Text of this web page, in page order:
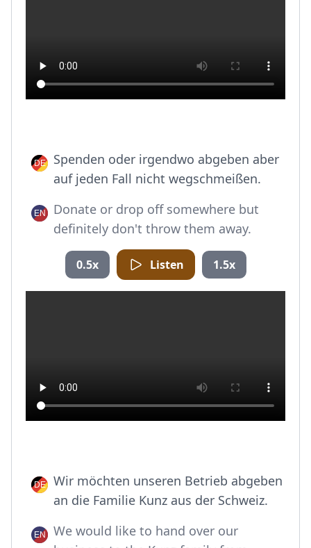
Spenden oder irgendwo abgeben aber
auf jeden Fall nicht wegschmeißen.
Donate or drop off somewhere but
definitely don't throw them away.
0.5x Listen 1.5x
Wir möchten unseren Betrieb abgeben
an die Familie Kunz aus der Schweiz.
We would like to hand over our